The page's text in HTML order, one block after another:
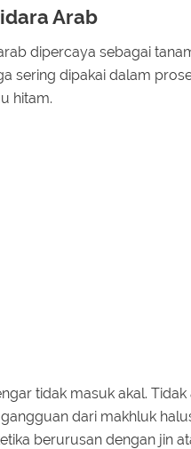
Arab
dipercaya sebagai
sering dipakai dalam
hitam.
tidak masuk akal.
dari makhluk
berurusan dengan jin